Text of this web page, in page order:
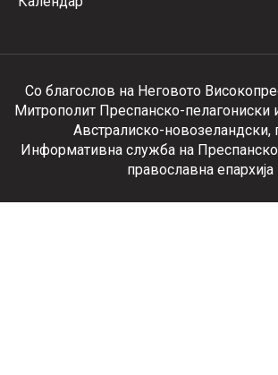
Со благослов на Неговото
Митрополит Преспанско-пелагониски
Австралиско-новозеландски,
Информативна служба на
православна епархија